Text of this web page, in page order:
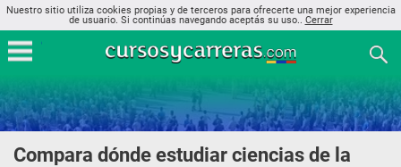
Nuestro sitio utiliza cookies propias y de terceros para ofrecerte una mejor experiencia
de usuario. Si continúas navegando aceptás su uso.. Cerrar
Compara dónde estudiar ciencias de la